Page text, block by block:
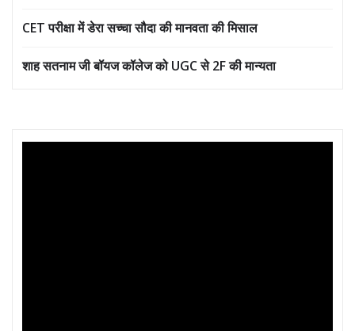
CET परीक्षा में डेरा सच्चा सौदा की मानवता की मिसाल
शाह सतनाम जी बॉयज कॉलेज को UGC से 2F की मान्यता